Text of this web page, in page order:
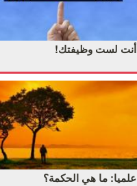
أنت لست وظيفتك!
علميا: ما هي الحكمة؟